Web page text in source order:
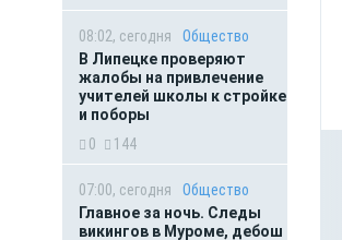
08:02, сегодня
Общество
В Липецке проверяют
жалобы на привлечение
учителей школы к стройке
и поборы
0
144
07:00, сегодня
Общество
Главное за ночь. Следы
викингов в Муроме, дебош